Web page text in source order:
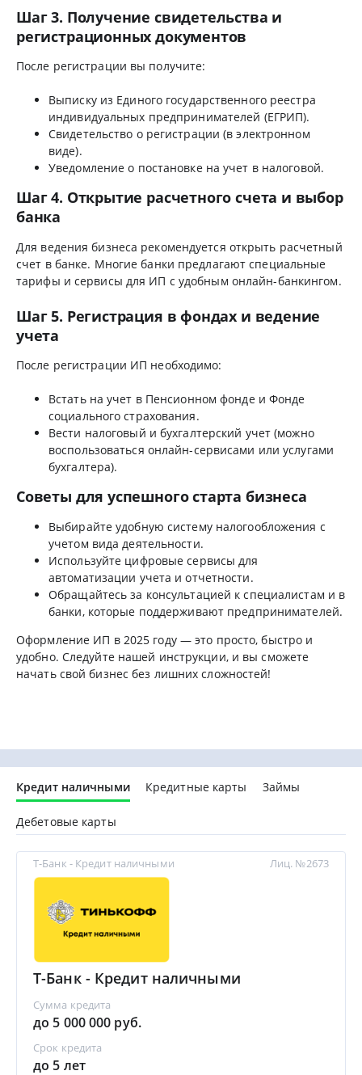
Шаг 3. Получение свидетельства и
регистрационных документов
После регистрации вы получите:
Выписку из Единого государственного реестра
индивидуальных предпринимателей (ЕГРИП).
Свидетельство о регистрации (в электронном
виде).
Уведомление о постановке на учет в налоговой.
Шаг 4. Открытие расчетного счета и выбор
банка
Для ведения бизнеса рекомендуется открыть расчетный
счет в банке. Многие банки предлагают специальные
тарифы и сервисы для ИП с удобным онлайн-банкингом.
Шаг 5. Регистрация в фондах и ведение
учета
После регистрации ИП необходимо:
Встать на учет в Пенсионном фонде и Фонде
социального страхования.
Вести налоговый и бухгалтерский учет (можно
воспользоваться онлайн-сервисами или услугами
бухгалтера).
Советы для успешного старта бизнеса
Выбирайте удобную систему налогообложения с
учетом вида деятельности.
Используйте цифровые сервисы для
автоматизации учета и отчетности.
Обращайтесь за консультацией к специалистам и в
банки, которые поддерживают предпринимателей.
Оформление ИП в 2025 году — это просто, быстро и
удобно. Следуйте нашей инструкции, и вы сможете
начать свой бизнес без лишних сложностей!
Кредит наличными Кредитные карты Займы
Дебетовые карты
Т-Банк - Кредит наличными
Т-Банк - Кредит наличными
Сумма кредита
до 5 000 000 руб.
Срок кредита
до 5 лет
Лиц. №2673